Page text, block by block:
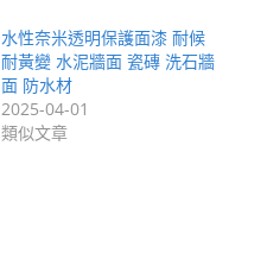
水性奈米透明保護面漆 耐候
耐黃變 水泥牆面 瓷磚 洗石牆
面 防水材
2025-04-01
類似文章